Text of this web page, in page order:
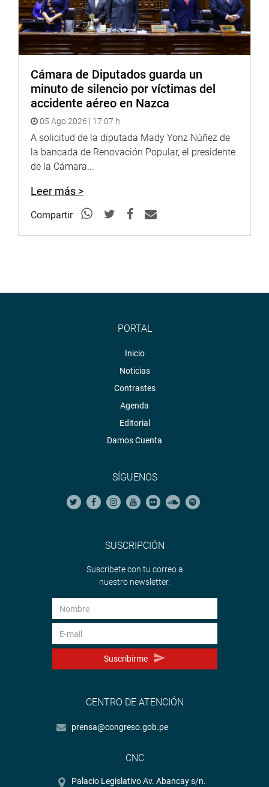
Cámara de Diputados guarda un
minuto de silencio por víctimas del
accidente aéreo en Nazca
05 Ago 2026 | 17:07 h
A solicitud de la diputada Mady Yonz Núñez de
la bancada de Renovación Popular, el presidente
de la Cámara...
Leer más >
Compartir
PORTAL
Inicio
Noticias
Contrastes
Agenda
Editorial
Damos Cuenta
SÍGUENOS
SUSCRIPCIÓN
Suscríbete con tu correo a
nuestro newsletter.
Suscribirme
CENTRO DE ATENCIÓN
prensa@congreso.gob.pe
CNC
Palacio Legislativo Av. Abancay s/n.